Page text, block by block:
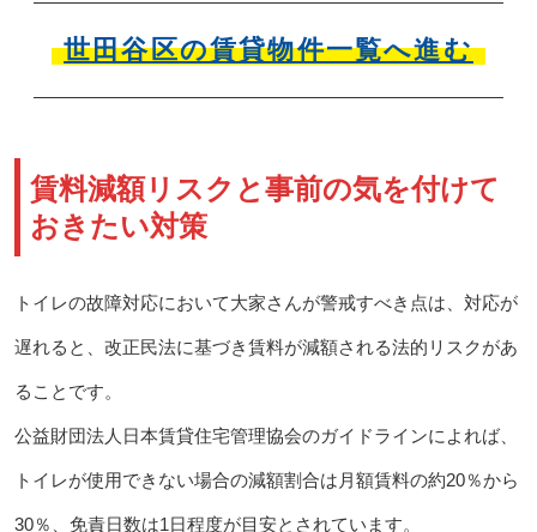
世田谷区の賃貸物件一覧へ進む
賃料減額リスクと事前の気を付けて
おきたい対策
トイレの故障対応において大家さんが警戒すべき点は、対応が
遅れると、改正民法に基づき賃料が減額される法的リスクがあ
ることです。
公益財団法人日本賃貸住宅管理協会のガイドラインによれば、
トイレが使用できない場合の減額割合は月額賃料の約20％から
30％、免責日数は1日程度が目安とされています。